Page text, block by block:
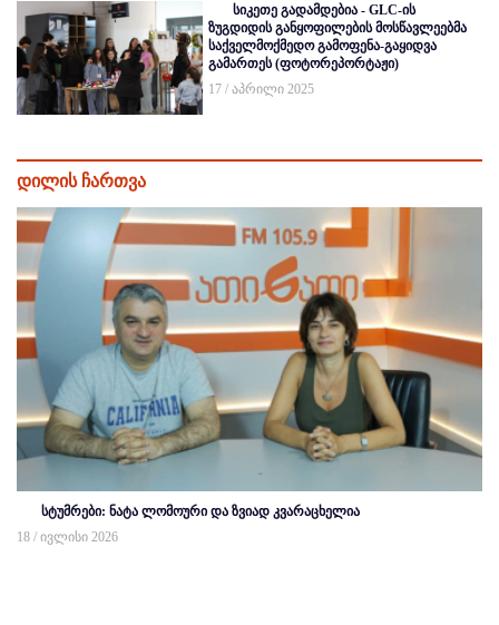
სიკეთე გადამდებია - GLC-ის
ზუგდიდის განყოფილების მოსწავლეებმა
საქველმოქმედო გამოფენა-გაყიდვა
გამართეს (ფოტორეპორტაჟი)
17 / აპრილი 2025
დილის ჩართვა
სტუმრები: ნატა ლომოური და ზვიად კვარაცხელია
18 / ივლისი 2026